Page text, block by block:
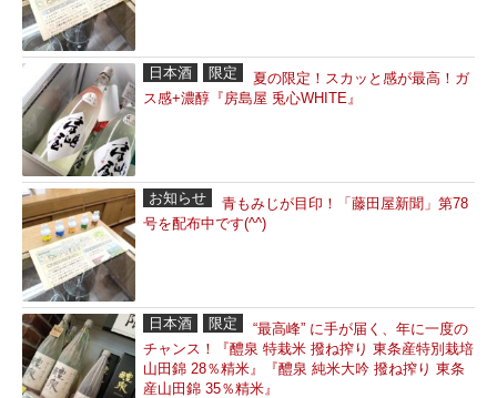
日本酒 限定
夏の限定！スカッと感が最高！ガ
ス感+濃醇『房島屋 兎心WHITE』
お知らせ
青もみじが目印！「藤田屋新聞」第78
号を配布中です(^^)
日本酒 限定
“最高峰” に手が届く、年に一度の
チャンス！『醴泉 特栽米 撥ね搾り 東条産特別栽培
山田錦 28％精米』『醴泉 純米大吟 撥ね搾り 東条
産山田錦 35％精米』